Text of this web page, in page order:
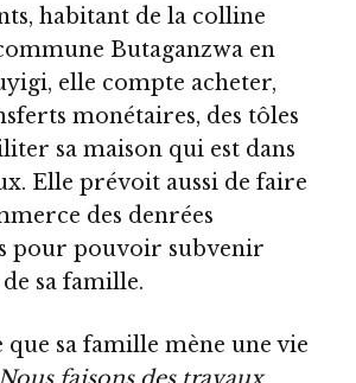
habitant de la colline
Butaganzwa en
elle compte acheter,
monétaires, des tôles
sa maison qui est dans
Elle prévoit aussi de faire
des denrées
pour pouvoir subvenir
sa famille.
sa famille mène une vie